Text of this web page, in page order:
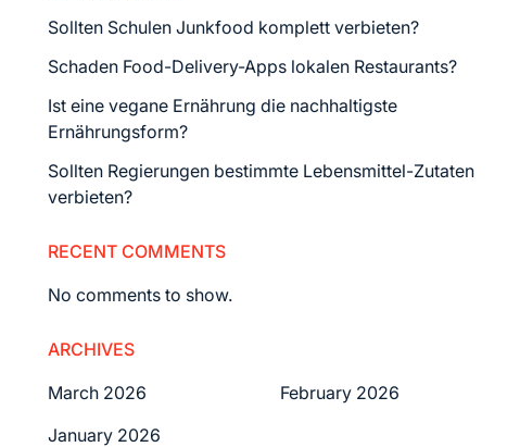
Sollten Schulen Junkfood komplett verbieten?
Schaden Food-Delivery-Apps lokalen Restaurants?
Ist eine vegane Ernährung die nachhaltigste
Ernährungsform?
Sollten Regierungen bestimmte Lebensmittel-Zutaten
verbieten?
RECENT COMMENTS
No comments to show.
ARCHIVES
March 2026
February 2026
January 2026